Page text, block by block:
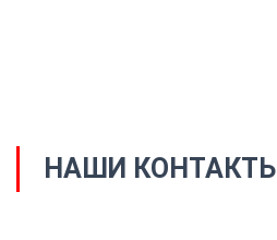
НАШИ КОНТАКТЫ